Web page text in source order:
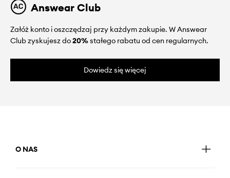
Answear Club
Załóż konto i oszczędzaj przy każdym zakupie. W Answear
Club zyskujesz do20%stałego rabatu od cen regularnych.
Dowiedz się więcej
O NAS